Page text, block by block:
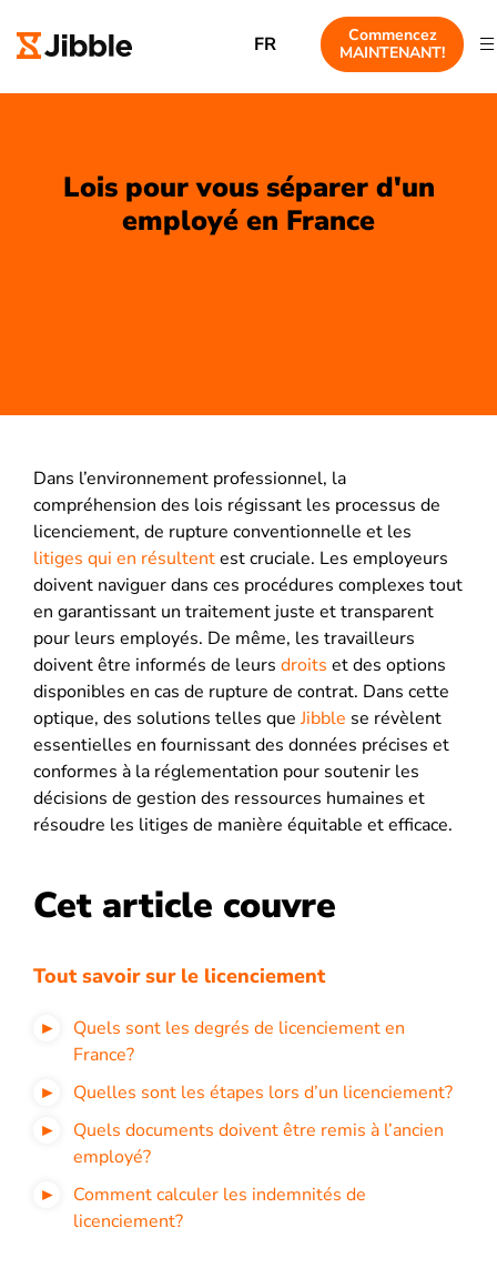
FR
Commencez
MAINTENANT!
Lois pour vous séparer d'un
employé en France
Dans l’environnement professionnel, la
compréhension des lois régissant les processus de
licenciement, de rupture conventionnelle et les
litiges qui en résultentest cruciale. Les employeurs
doivent naviguer dans ces procédures complexes tout
en garantissant un traitement juste et transparent
pour leurs employés. De même, les travailleurs
doivent être informés de leurs droits et des options
disponibles en cas de rupture de contrat. Dans cette
optique, des solutions telles queJibble se révèlent
essentielles en fournissant des données précises et
conformes à la réglementation pour soutenir les
décisions de gestion des ressources humaines et
résoudre les litiges de manière équitable et efficace.
Cet article couvre
Tout savoir sur le licenciement
Quels sont les degrés de licenciement en
France?
Quelles sont les étapes lors d’un licenciement?
Quels documents doivent être remis à l’ancien
employé?
Comment calculer les indemnités de
licenciement?